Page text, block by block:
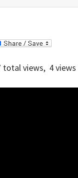
total views, 4